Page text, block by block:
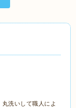
洗いして職人によ